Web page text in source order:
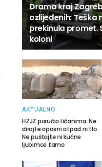
Drama kraj
ozlijeđenih: Teška
prekinula promet.
koloni
AKTUALNO
HZJZ poručio Ličanima: Ne
dirajte opasni otpad ni tlo.
Ne puštajte ni kućne
ljubimce tamo